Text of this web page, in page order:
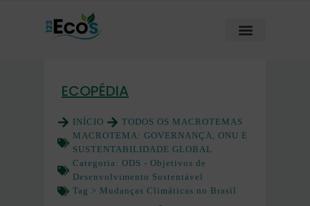
ECOPÉDIA
INÍCIO
TODOS OS MACROTEMAS
MACROTEMA: GOVERNANÇA, ONU E
SUSTENTABILIDADE GLOBAL
Categoria: ODS - Objetivos de
Desenvolvimento Sustentável
Tag > Mudanças Climáticas no Brasil